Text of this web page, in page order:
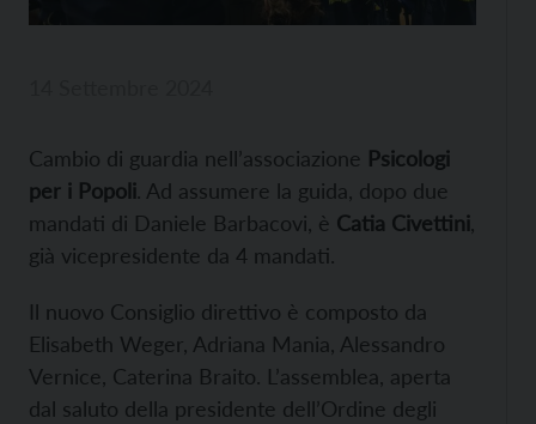
Cambio di guardia nell’associazione Psicologi
per i Popoli. Ad assumere la guida, dopo due
mandati di Daniele Barbacovi, è Catia Civettini
già vicepresidente da 4 mandati.
Il nuovo Consiglio direttivo è composto da
Elisabeth Weger, Adriana Mania, Alessandro
Vernice, Caterina Braito. L’assemblea, aperta
dal saluto della presidente dell’Ordine degli